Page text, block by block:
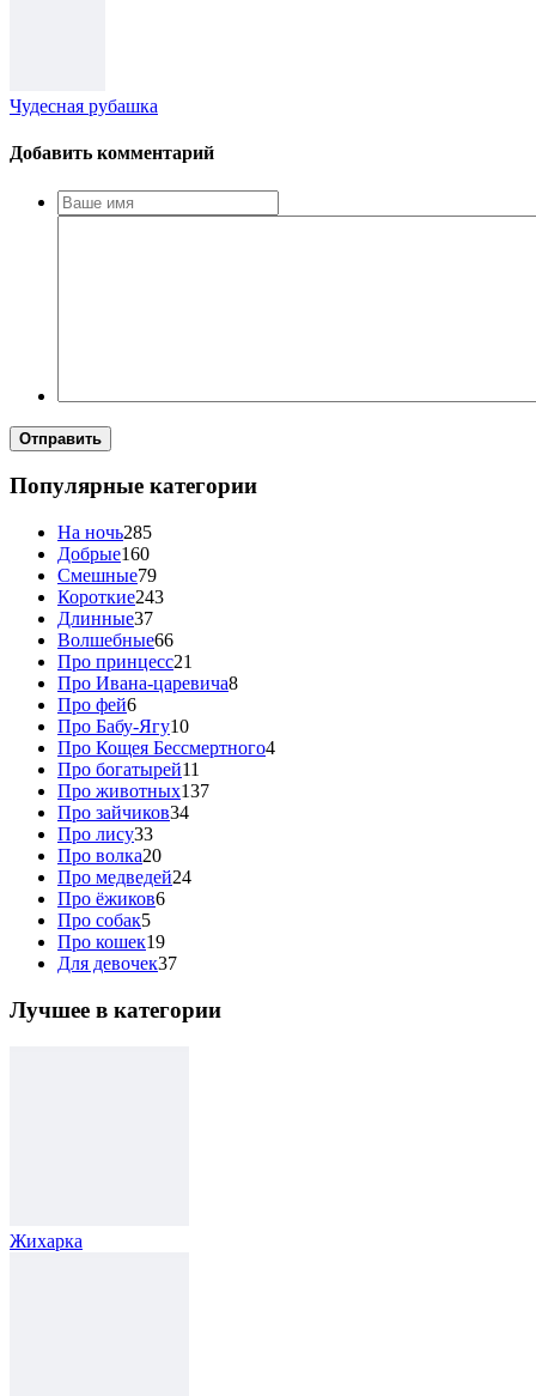
Чудесная рубашка
Добавить комментарий
Отправить
Популярные категории
На ночь285
Добрые160
Смешные79
Короткие243
Длинные37
Волшебные66
Про принцесс21
Про Ивана-царевича8
Про фей6
Про Бабу-Ягу10
Про Кощея Бессмертного4
Про богатырей11
Про животных137
Про зайчиков34
Про лису33
Про волка20
Про медведей24
Про ёжиков6
Про собак5
Про кошек19
Для девочек37
Лучшее в категории
Жихарка